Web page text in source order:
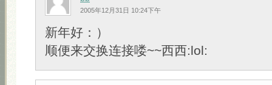
2005年12月31日 10:24下午
新年好：）
顺便来交换连接喽~~西西:lol: